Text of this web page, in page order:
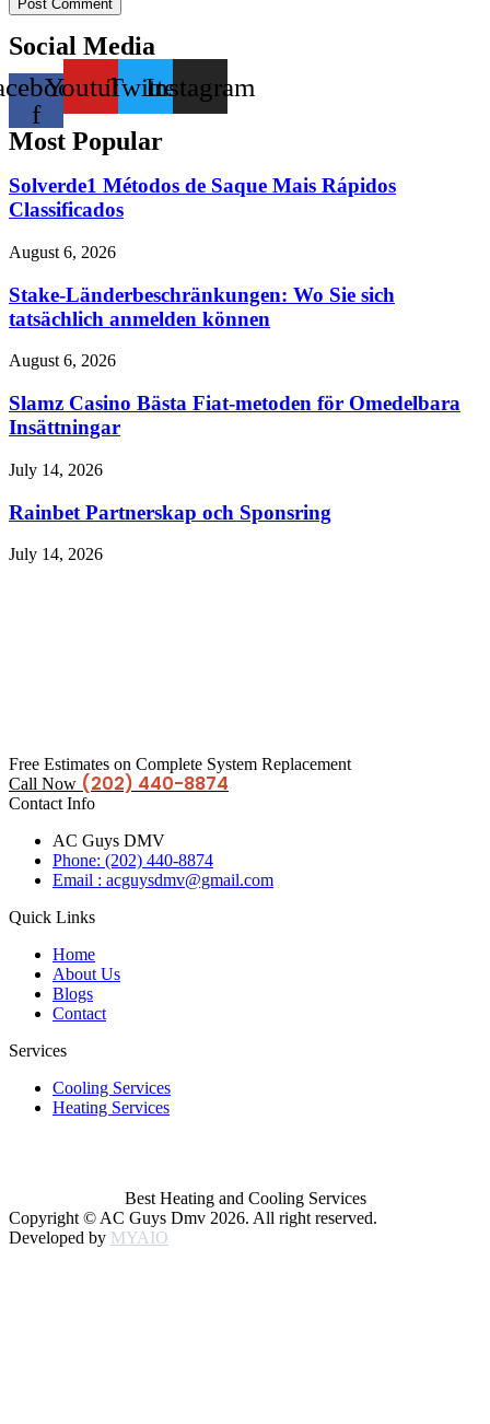
Social Media
f
YoutubeTwitterInstagram
Most Popular
Solverde1 Métodos de Saque Mais Rápidos
Classificados
August 6, 2026
Stake-Länderbeschränkungen: Wo Sie sich
tatsächlich anmelden können
August 6, 2026
Slamz Casino Bästa Fiat-metoden för Omedelbara
Insättningar
July 14, 2026
Rainbet Partnerskap och Sponsring
July 14, 2026
Free Estimates on Complete System Replacement
Call Now (202) 440-8874
Contact Info
AC Guys DMV
Phone: (202) 440-8874
Email : acguysdmv@gmail.com
Quick Links
Home
About Us
Blogs
Contact
Services
Cooling Services
Heating Services
Best Heating and Cooling Services
Copyright © AC Guys Dmv 2026. All right reserved.
Developed by MYAIO